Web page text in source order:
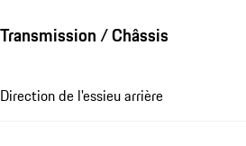
Transmission / Châssis
Direction de l'essieu arrière